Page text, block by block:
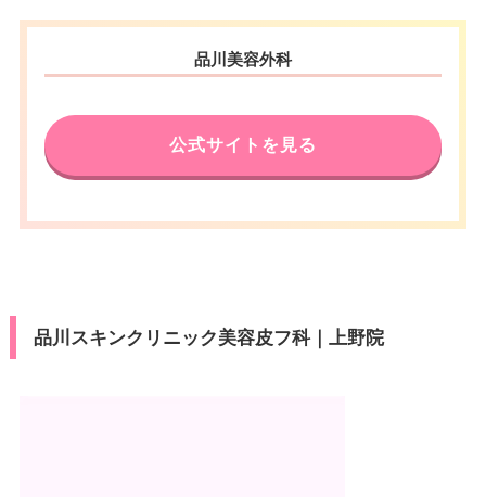
品川美容外科
公式サイトを見る
品川スキンクリニック美容皮フ科｜上野院